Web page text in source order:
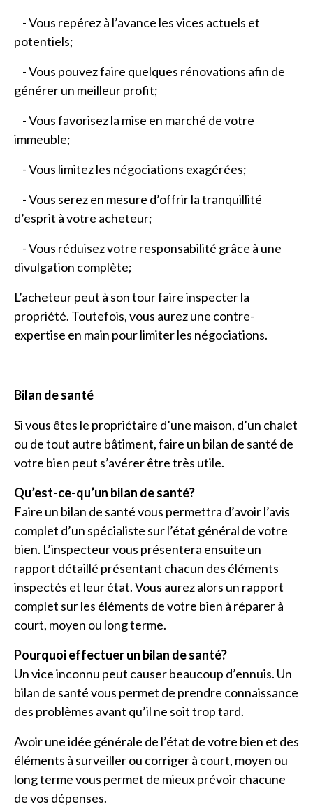
- Vous repérez à l’avance les vices actuels et
potentiels;
- Vous pouvez faire quelques rénovations afin de
générer un meilleur profit;
- Vous favorisez la mise en marché de votre
immeuble;
- Vous limitez les négociations exagérées;
- Vous serez en mesure d’offrir la tranquillité
d’esprit à votre acheteur;
- Vous réduisez votre responsabilité grâce à une
divulgation complète;
L’acheteur peut à son tour faire inspecter la
propriété. Toutefois, vous aurez une contre-
expertise en main pour limiter les négociations.
Bilan de santé
Si vous êtes le propriétaire d’une maison, d’un chalet
ou de tout autre bâtiment, faire un bilan de santé de
votre bien peut s’avérer être très utile.
Qu’est-ce-qu’un bilan de santé?
Faire un bilan de santé vous permettra d’avoir l’avis
complet d’un spécialiste sur l’état général de votre
bien. L’inspecteur vous présentera ensuite un
rapport détaillé présentant chacun des éléments
inspectés et leur état. Vous aurez alors un rapport
complet sur les éléments de votre bien à réparer à
court, moyen ou long terme.
Pourquoi effectuer un bilan de santé?
Un vice inconnu peut causer beaucoup d’ennuis. Un
bilan de santé vous permet de prendre connaissance
des problèmes avant qu’il ne soit trop tard.
Avoir une idée générale de l’état de votre bien et des
éléments à surveiller ou corriger à court, moyen ou
long terme vous permet de mieux prévoir chacune
de vos dépenses.